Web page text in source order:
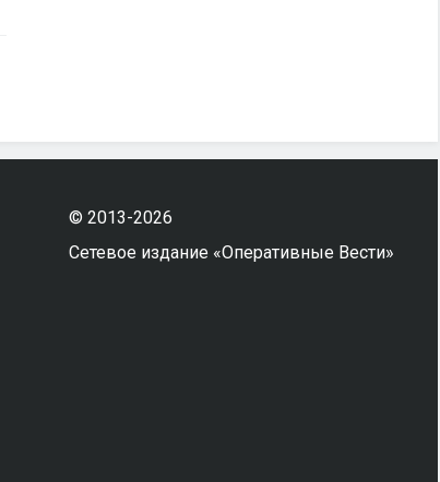
© 2013-2026
Сетевое издание «Оперативные Вести»